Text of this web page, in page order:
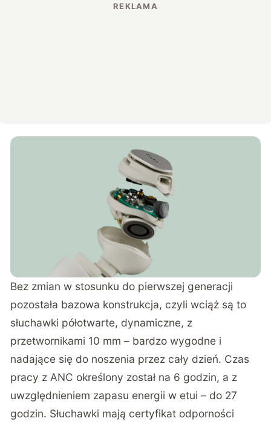
Bez zmian w stosunku do pierwszej generacji
pozostała bazowa konstrukcja, czyli wciąż są to
słuchawki półotwarte, dynamiczne, z
przetwornikami 10 mm – bardzo wygodne i
nadające się do noszenia przez cały dzień. Czas
pracy z ANC określony został na 6 godzin, a z
uwzględnieniem zapasu energii w etui – do 27
godzin. Słuchawki mają certyfikat odporności